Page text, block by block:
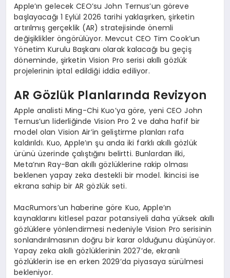
Apple’ın gelecek CEO’su John Ternus’un göreve
başlayacağı 1 Eylül 2026 tarihi yaklaşırken, şirketin
artırılmış gerçeklik (AR) stratejisinde önemli
değişiklikler öngörülüyor. Mevcut CEO Tim Cook’un
Yönetim Kurulu Başkanı olarak kalacağı bu geçiş
döneminde, şirketin Vision Pro serisi akıllı gözlük
projelerinin iptal edildiği iddia ediliyor.
AR Gözlük Planlarında Revizyon
Apple analisti Ming-Chi Kuo’ya göre, yeni CEO John
Ternus’un liderliğinde Vision Pro 2 ve daha hafif bir
model olan Vision Air’in geliştirme planları rafa
kaldırıldı. Kuo, Apple’ın şu anda iki farklı akıllı gözlük
ürünü üzerinde çalıştığını belirtti. Bunlardan ilki,
Meta’nın Ray-Ban akıllı gözlüklerine rakip olması
beklenen yapay zeka destekli bir model. İkincisi ise
ekrana sahip bir AR gözlük seti.
MacRumors’un haberine göre Kuo, Apple’ın
kaynaklarını kitlesel pazar potansiyeli daha yüksek akıllı
gözlüklere yönlendirmesi nedeniyle Vision Pro serisinin
sonlandırılmasının doğru bir karar olduğunu düşünüyor.
Yapay zeka akıllı gözlüklerinin 2027’de, ekranlı
gözlüklerin ise en erken 2029’da piyasaya sürülmesi
bekleniyor.